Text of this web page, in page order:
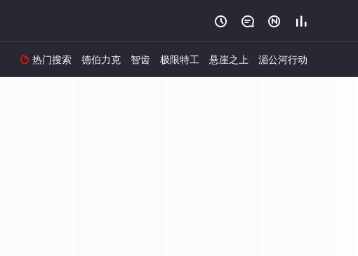
   
 热门搜索 德伯力克 智齿 极限特工 悬崖之上 湄公河行动